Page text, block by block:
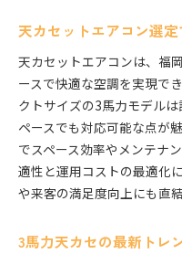
天カセットエアコン選
天カセットエアコンは、福
ースで快適な空調を実現で
クトサイズの3馬力モデル
ペースでも対応可能な点が
でスペース効率やメンテナ
適性と運用コストの最適化
や来客の満足度向上にも直結
3馬力天カセの最新トレ